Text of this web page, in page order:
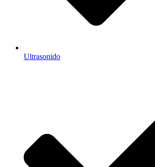
Ultrasonido